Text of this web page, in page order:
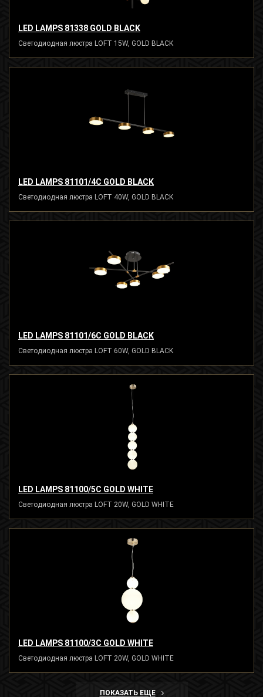
LED LAMPS 81338 GOLD BLACK
Светодиодная люстра LOFT 15W, GOLD BLACK
LED LAMPS 81101/4C GOLD BLACK
Светодиодная люстра LOFT 40W, GOLD BLACK
LED LAMPS 81101/6C GOLD BLACK
Светодиодная люстра LOFT 60W, GOLD BLACK
LED LAMPS 81100/5C GOLD WHITE
Светодиодная люстра LOFT 20W, GOLD WHITE
LED LAMPS 81100/3C GOLD WHITE
Светодиодная люстра LOFT 20W, GOLD WHITE
ПОКАЗАТЬ ЕЩЕ